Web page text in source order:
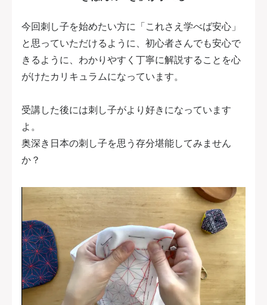
今回刺し子を始めたい方に「これさえ学べば安心」
と思っていただけるように、初心者さんでも安心で
きるように、わかりやすく丁寧に解説することを心
がけたカリキュラムになっています。
受講した後には刺し子がより好きになっています
よ。
奥深き日本の刺し子を思う存分堪能してみません
か？